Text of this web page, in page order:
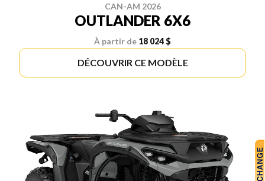
CAN-AM 2026
OUTLANDER 6X6
À partir de 18 024 $
DÉCOUVRIR CE MODÈLE